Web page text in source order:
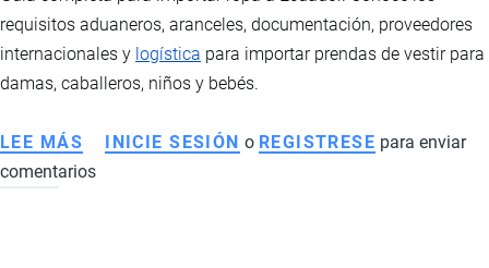
requisitos aduaneros, aranceles, documentación, proveedores
internacionales y logística para importar prendas de vestir para
damas, caballeros, niños y bebés.
LEE MÁS SOBRE
IMPORTACIÓN
INICIE SESIÓN o REGISTRESE para enviar
comentarios